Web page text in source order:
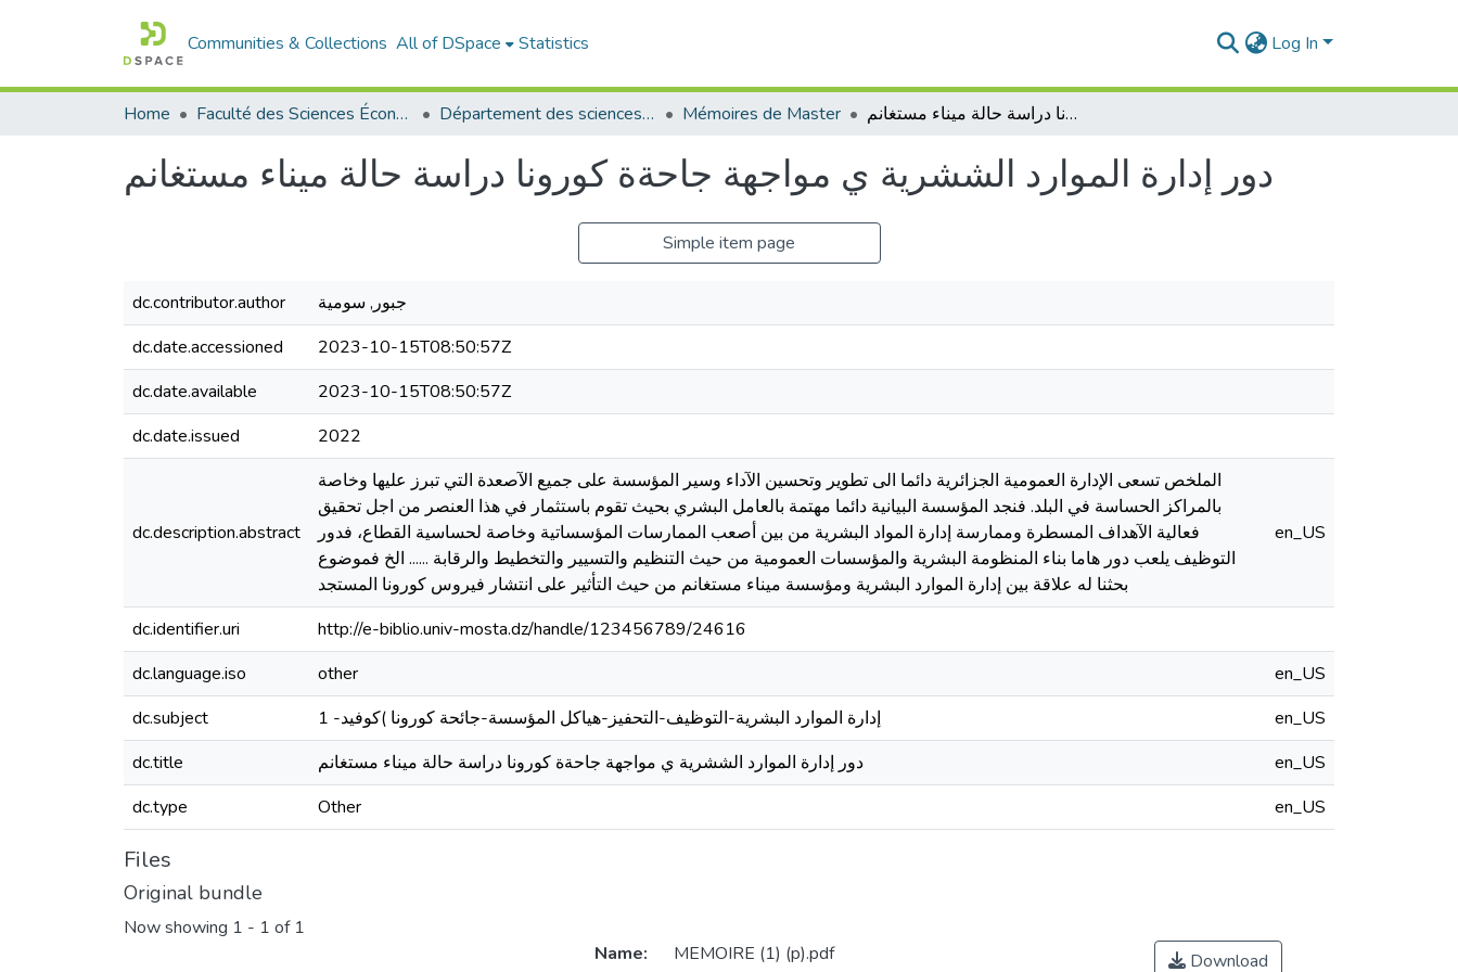
Communities & Collections All of DSpace Statistics Log In
Home Faculté des Sciences Économiques Commerciales et des Sciences de Gestion Département des sciences de gestion Mémoires de Master دور إدارة الموارد الششرية ي مواجهة جاحةة كورونا دراسة حالة ميناء مستغانم
دور إدارة الموارد الششرية ي مواجهة جاحةة كورونا دراسة حالة ميناء مستغانم
Simple item page
dc.contributor.author
جبور, سومية
dc.date.accessioned
2023-10-15T08:50:57Z
dc.date.available
2023-10-15T08:50:57Z
dc.date.issued
2022
dc.description.abstract
الملخص تسعى الإدارة العمومية الجزائرية دائما الى تطوير وتحسين الآداء وسير المؤسسة على جميع الآصعدة التي تبرز عليها وخاصة
بالمراكز الحساسة في البلد. فنجد المؤسسة البيانية دائما مهتمة بالعامل البشري بحيث تقوم باستثمار في هذا العنصر من اجل تحقيق
فعالية الآهداف المسطرة وممارسة إدارة المواد البشرية من بين أصعب الممارسات المؤسساتية وخاصة لحساسية القطاع، فدور
التوظيف يلعب دور هاما بناء المنظومة البشرية والمؤسسات العمومية من حيث التنظيم والتسيير والتخطيط والرقابة ...... الخ فموضوع
بحثنا له علاقة بين إدارة الموارد البشرية ومؤسسة ميناء مستغانم من حيث التأثير على انتشار فيروس كورونا المستجد
en_US
dc.identifier.uri
http://e-biblio.univ-mosta.dz/handle/123456789/24616
dc.language.iso
other
en_US
dc.subject
إدارة الموارد البشرية-التوظيف-التحفيز-هياكل المؤسسة-جائحة كورونا )كوفيد- 1
en_US
dc.title
دور إدارة الموارد الششرية ي مواجهة جاحةة كورونا دراسة حالة ميناء مستغانم
en_US
dc.type
Other en_US
Files
Original bundle
Now showing 1 - 1 of 1
Name:
MEMOIRE (1) (p).pdf
Download